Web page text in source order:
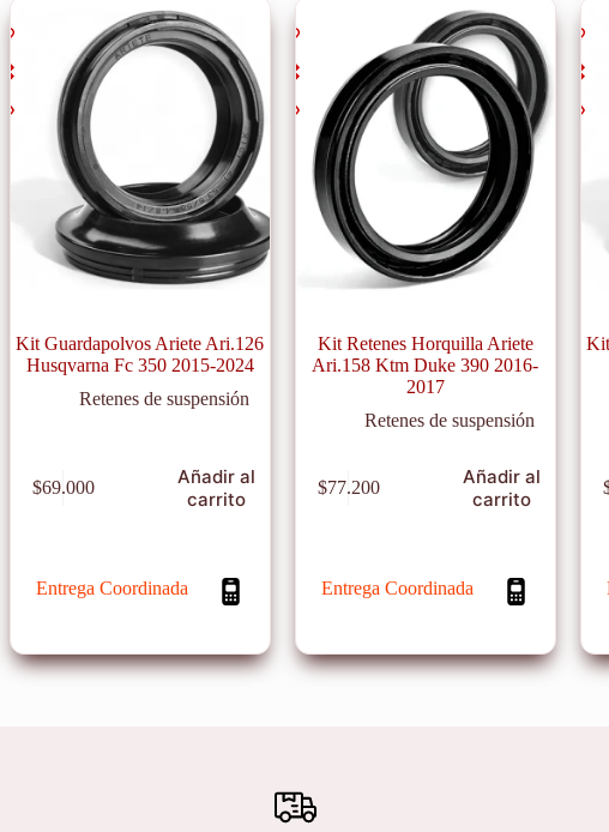
Kit Guardapolvos Ariete Ari.126
Husqvarna Fc 350 2015-2024
Retenes de suspensión
$69.000
Añadir al
carrito
Entrega Coordinada
Kit Retenes Horquilla Ariete
Ari.158 Ktm Duke 390 2016-
2017
Retenes de suspensión
$77.200
Añadir al
carrito
Entrega Coordinada